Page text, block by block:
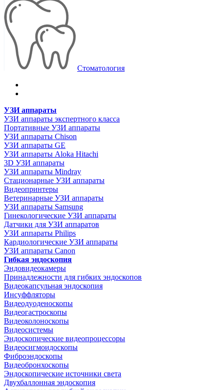
Стоматология
УЗИ аппараты
УЗИ аппараты экспертного класса
Портативные УЗИ аппараты
УЗИ аппараты Chison
УЗИ аппараты GE
УЗИ аппараты Aloka Hitachi
3D УЗИ аппараты
УЗИ аппараты Mindray
Стационарные УЗИ аппараты
Видеопринтеры
Ветеринарные УЗИ аппараты
УЗИ аппараты Samsung
Гинекологические УЗИ аппараты
Датчики для УЗИ аппаратов
УЗИ аппараты Philips
Кардиологические УЗИ аппараты
УЗИ аппараты Canon
Гибкая эндоскопия
Эндовидеокамеры
Принадлежности для гибких эндоскопов
Видеокапсульная эндоскопия
Инсуффляторы
Видеодуоденоскопы
Видеогастроскопы
Видеоколоноскопы
Видеосистемы
Эндоскопические видеопроцессоры
Видеосигмоидоскопы
Фиброэндоскопы
Видеобронхоскопы
Эндоскопические источники света
Двухбаллонная эндоскопия